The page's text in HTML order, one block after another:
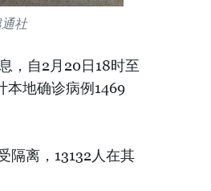
社
，自2月20日18时至
本地确诊病例1469
隔离，13132人在其